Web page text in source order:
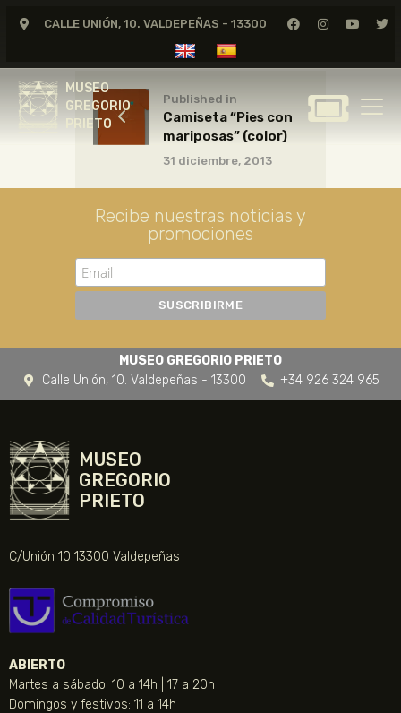
CALLE UNIÓN, 10. VALDEPEÑAS - 13300
MUSEO
GREGORIO
PRIETO
MUSEO
GREGORIO
GREGORIO PRIETO
CERTAMEN DE DIBUJO
FUNDACIÓN
TIENDA
NOTICIAS
Published in
Camiseta “Pies con
mariposas” (color)
31 diciembre, 2013
Recibe nuestras noticias y
promociones
MUSEO GREGORIO PRIETO
Calle Unión, 10. Valdepeñas - 13300
+34 926 324 965
MUSEO
GREGORIO
PRIETO
C/Unión 10 13300 Valdepeñas
ABIERTO
Martes a sábado: 10 a 14h | 17 a 20h
Domingos y festivos: 11 a 14h